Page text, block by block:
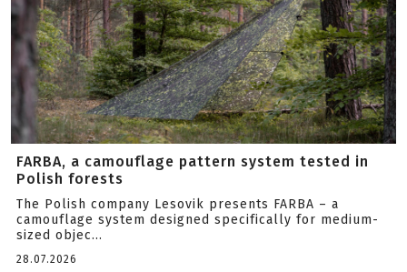
FARBA, a camouflage pattern system tested in
Polish forests
The Polish company Lesovik presents FARBA – a
camouflage system designed specifically for medium-
sized objec...
28.07.2026